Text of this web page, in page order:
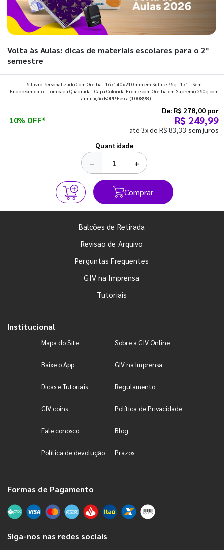
Volta às Aulas: dicas de materiais escolares para o 2º
semestre
Prepare a mochila, organize a rotina e descubra os materiais
que fazem toda diferença para começar o segundo
5 Livro Personalizado Com Orelha - 16x140x210mm em Sulfite 75g - 1x1 - Sem
Enobrecimento - Lombada Quadrada - Capa Colorida Frente com Orelha em Supremo 250g com
Laminação BOPP Fosca (100898)
10% OFF*
De: R$ 278,00 por
R$ 249,99
até 3x de R$ 83,33 sem juros
Quantidade
− +
Comprar
Balcões de Retirada
Revisão de Arquivo
Perguntas Frequentes
GIV na Imprensa
Tutoriais
Institucional
Mapa do Site Sobre a GIV Online
Baixe o App GIV na Imprensa
Dicas e Tutoriais Regulamento
GIV coins Política de Privacidade
Fale conosco Blog
Política de devolução Prazos
Formas de Pagamento
Siga-nos nas redes sociais